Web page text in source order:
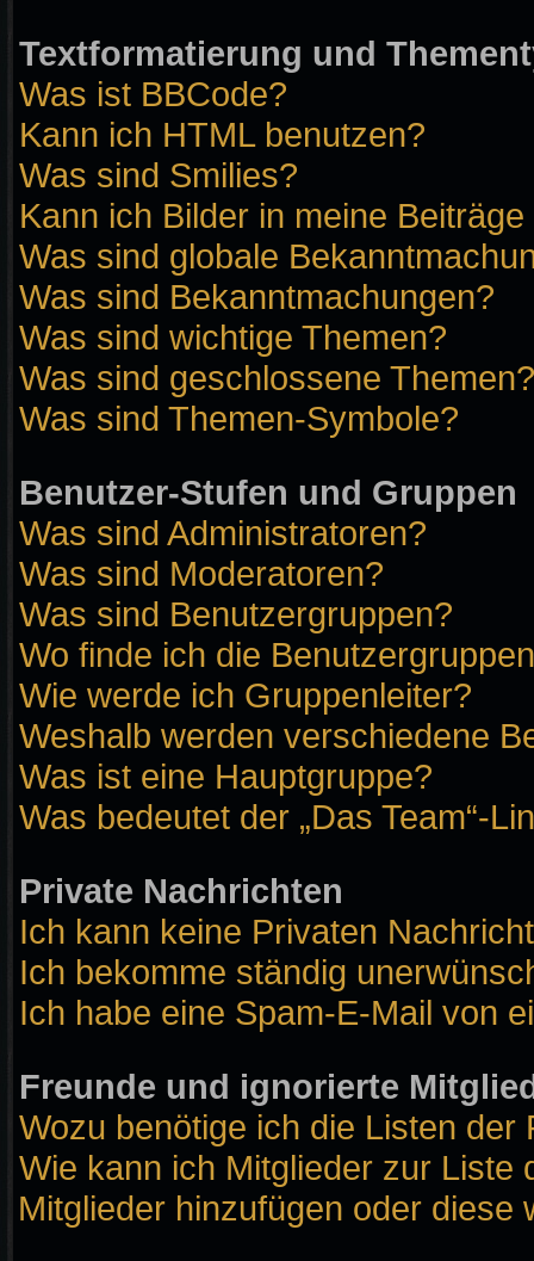
Textformatierung und
Was ist BBCode?
Kann ich HTML benutzen?
Was sind Smilies?
Kann ich Bilder in meine
Was sind globale
Was sind Bekanntmachungen?
Was sind wichtige Themen?
Was sind geschlossene Themen?
Was sind Themen-Symbole?
Benutzer-Stufen und Gruppen
Was sind Administratoren?
Was sind Moderatoren?
Was sind Benutzergruppen?
Wo finde ich die
Wie werde ich Gruppenleiter?
Weshalb werden verschiedene
Was ist eine Hauptgruppe?
Was bedeutet der „Das Team“-
Private Nachrichten
Ich kann keine Privaten
Ich bekomme ständig
Ich habe eine Spam-E-Mail von
Freunde und ignorierte
Wozu benötige ich die Listen
Wie kann ich Mitglieder zur
Mitglieder hinzufügen oder